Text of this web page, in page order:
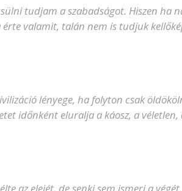
tudjam a szabadságot. Hiszen ha
valamit, talán nem is tudjuk
lényege, ha folyton csak
időnként eluralja a káosz, a véletlen,
az elejét, de senki sem ismeri a végét.